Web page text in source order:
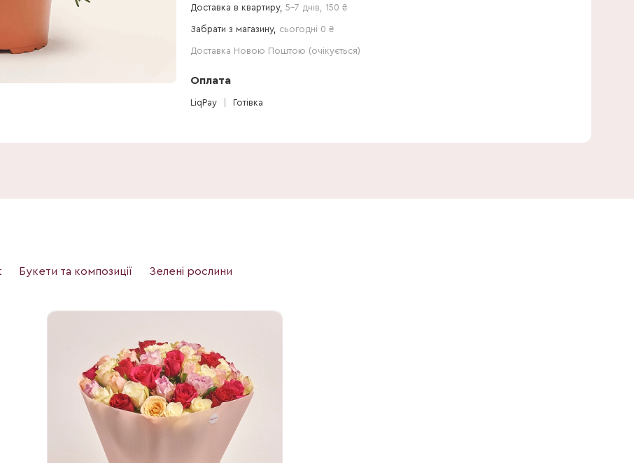
Доставка в квартиру, 5-7 днів 150 ₴
Забрати з магазину, сьогодні 0 ₴
Доставка Новою Поштою (очікується)
Оплата
LiqPay Готівка
Букети та композиції Зелені рослини